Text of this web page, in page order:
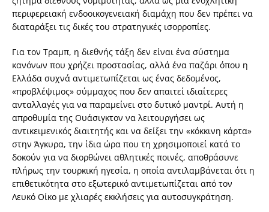
περιφερειακή ενδοοικογενειακή διαμάχη που δεν πρέπει να
διαταράξει τις δικές του στρατηγικές ισορροπίες.
Για τον Τραμπ, η διεθνής τάξη δεν είναι ένα σύστημα
κανόνων που χρήζει προστασίας, αλλά ένα παζάρι όπου η
Ελλάδα συχνά αντιμετωπίζεται ως ένας δεδομένος,
«προβλέψιμος» σύμμαχος που δεν απαιτεί ιδιαίτερες
ανταλλαγές για να παραμείνει στο δυτικό μαντρί. Αυτή η
απροθυμία της Ουάσιγκτον να λειτουργήσει ως
αντικειμενικός διαιτητής και να δείξει την «κόκκινη κάρτα»
στην Άγκυρα, την ίδια ώρα που τη χρησιμοποιεί κατά το
δοκούν για να διορθώνει αθλητικές ποινές, αποθράσυνε
πλήρως την τουρκική ηγεσία, η οποία αντιλαμβάνεται ότι η
επιθετικότητα στο εξωτερικό αντιμετωπίζεται από τον
Λευκό Οίκο με χλιαρές εκκλήσεις για αυτοσυγκράτηση.